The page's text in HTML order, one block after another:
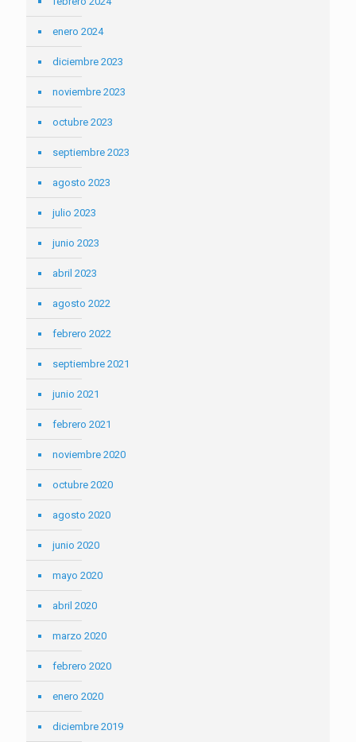
enero 2024
diciembre 2023
noviembre 2023
octubre 2023
septiembre 2023
agosto 2023
julio 2023
junio 2023
abril 2023
agosto 2022
febrero 2022
septiembre 2021
junio 2021
febrero 2021
noviembre 2020
octubre 2020
agosto 2020
junio 2020
mayo 2020
abril 2020
marzo 2020
febrero 2020
enero 2020
diciembre 2019